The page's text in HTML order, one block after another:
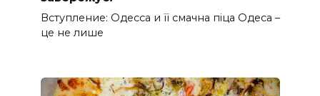
Вступление: Одесса и її смачна піца Одеса –
це не лише